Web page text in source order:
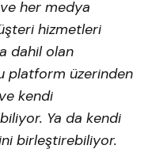
her medya
hizmetleri
dahil olan
platform üzerinden
kendi
Ya da kendi
birleştirebiliyor.